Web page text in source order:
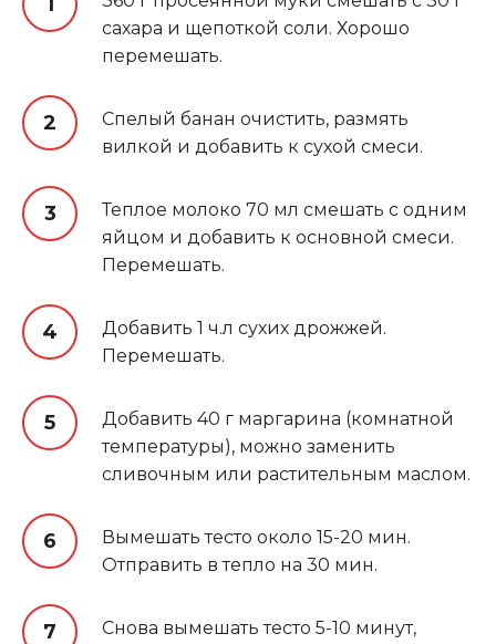
сахара и щепоткой соли. Хорошо
перемешать.
Спелый банан очистить, размять
вилкой и добавить к сухой смеси.
Теплое молоко 70 мл смешать с одним
яйцом и добавить к основной смеси.
Перемешать.
Добавить 1 ч.л сухих дрожжей.
Перемешать.
Добавить 40 г маргарина (комнатной
температуры), можно заменить
сливочным или растительным маслом.
Вымешать тесто около 15-20 мин.
Отправить в тепло на 30 мин.
Снова вымешать тесто 5-10 минут,